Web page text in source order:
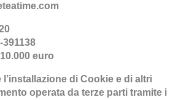
391138
10.000 euro
l’installazione di Cookie e di altri
operata da terze parti tramite i